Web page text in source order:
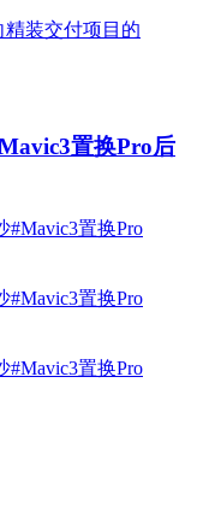
置换Pro后